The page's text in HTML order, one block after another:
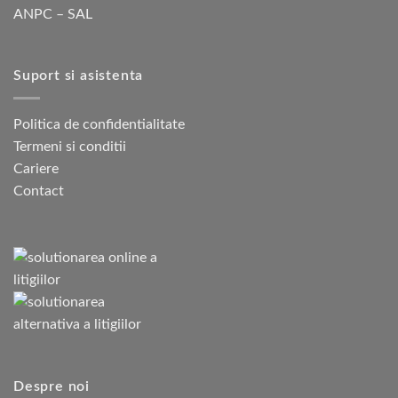
ANPC – SAL
Suport si asistenta
Politica de confidentialitate
Termeni si conditii
Cariere
Contact
Despre noi